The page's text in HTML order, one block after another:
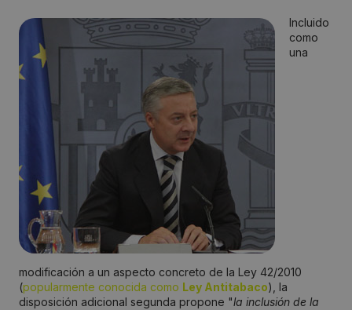
Incluido
como
una
modificación a un aspecto concreto de la Ley 42/2010
(popularmente conocida como Ley Antitabaco), la
disposición adicional segunda propone "la inclusión de la